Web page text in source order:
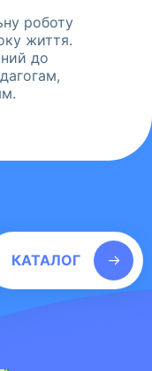
роботу
життя.
до
КАТАЛОГ